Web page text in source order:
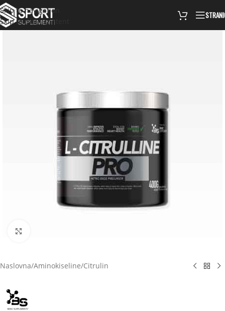
Skip to navigation
Skip to main content
Naslovna/Aminokiseline/Citrulin